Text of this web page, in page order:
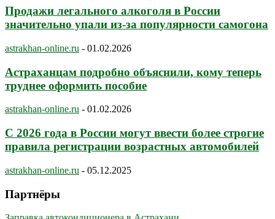
Продажи легального алкоголя в России
значительно упали из-за популярности самогона
astrakhan-online.ru - 01.02.2026
Астраханцам подробно объяснили, кому теперь
труднее оформить пособие
astrakhan-online.ru - 01.02.2026
С 2026 года в России могут ввести более строгие
правила регистрации возрастных автомобилей
astrakhan-online.ru - 05.12.2025
Партнёры